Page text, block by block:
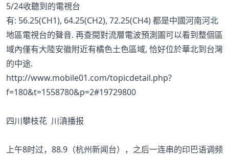
5/24收聽到的電視台
有: 56.25(CH1), 64.25(CH2), 72.25(CH4) 都是中國河南河北
地區電視台的聲音. 再查閱對流層電波預測圖可以看到整個區
域內僅有大陸安徽附近有橘色土色區域, 恰好位於華北到台灣
的中途.
http://www.mobile01.com/topicdetail.php?
f=180&t=1558780&p=2#19729800
四川攀枝花 川滇播报
上午8时过，88.9（杭州新闻台），之后一连串的印巴语调频